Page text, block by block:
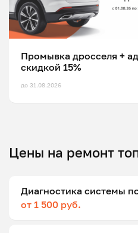
Промывка дросселя +
скидкой 15%
до 31.08.2026
Цены на ремонт
Диагностика системы
от 1 500 руб.